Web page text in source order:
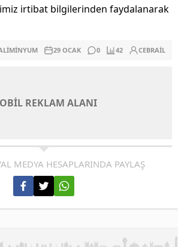
irtibat bilgilerinden faydalanarak
29 OCAK 0 42 CEBRAIL
REKLAM ALANI
MEDYA HESAPLARINDA PAYLAŞ